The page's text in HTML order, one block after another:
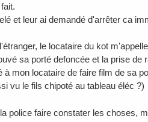
et leur ai demandé d'arrêter ca
le locataire du kot
sa porté defoncée et la prise de
à mon locataire de faire film de sa
vu le fils chipoté au tableau éléc ?)
police faire constater les choses,